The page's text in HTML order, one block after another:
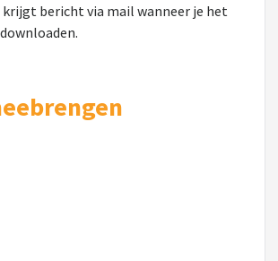
krijgt bericht via mail wanneer je het